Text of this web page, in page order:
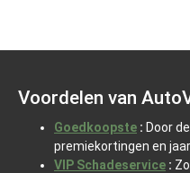
Voordelen van
Goedkoopste : Door
premiekortingen en
VIP Schadeservice :